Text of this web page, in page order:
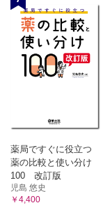
薬局ですぐに役立つ
薬の比較と使い分け
100 改訂版
児島 悠史
￥4,400